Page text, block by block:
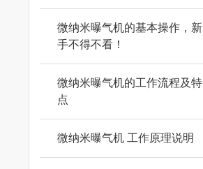
微纳米曝气机的基本操作，新
手不得不看！
微纳米曝气机的工作流程及特
点
微纳米曝气机 工作原理说明